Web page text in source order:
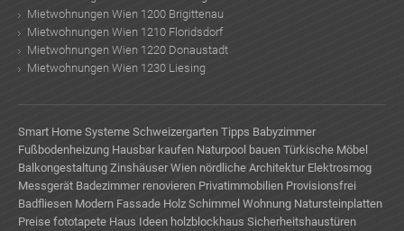
Mietwohnungen Wien 1200 Brigittenau
Mietwohnungen Wien 1210 Floridsdorf
Mietwohnungen Wien 1220 Donaustadt
Mietwohnungen Wien 1230 Liesing
Smart Home Systeme Schweizergarten Tipps Babyzimmer
Fußbodenheizung Hausbar kaufen Naturpool bauen Türkische Möbel
Balkongestaltung Zinshäuser Wien nördliche Architektur Elektrosmog
Messgerät Badezimmer renovieren Privatimmobilien Provisionsfrei
Badfliesen Modern Fassade Holz Schimmel Wohnung Natursteinplatten
Preise fototapete Haus Ideen holzblockhaus Sicherheitshaustüren